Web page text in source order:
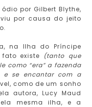
por Gilbert Blythe,
por causa do jeito
na Ilha do Príncipe
existe
(tanto que
como “era” a fazenda
e se encantar com a
como de um sonho
autora, Lucy Maud
mesma ilha, e a